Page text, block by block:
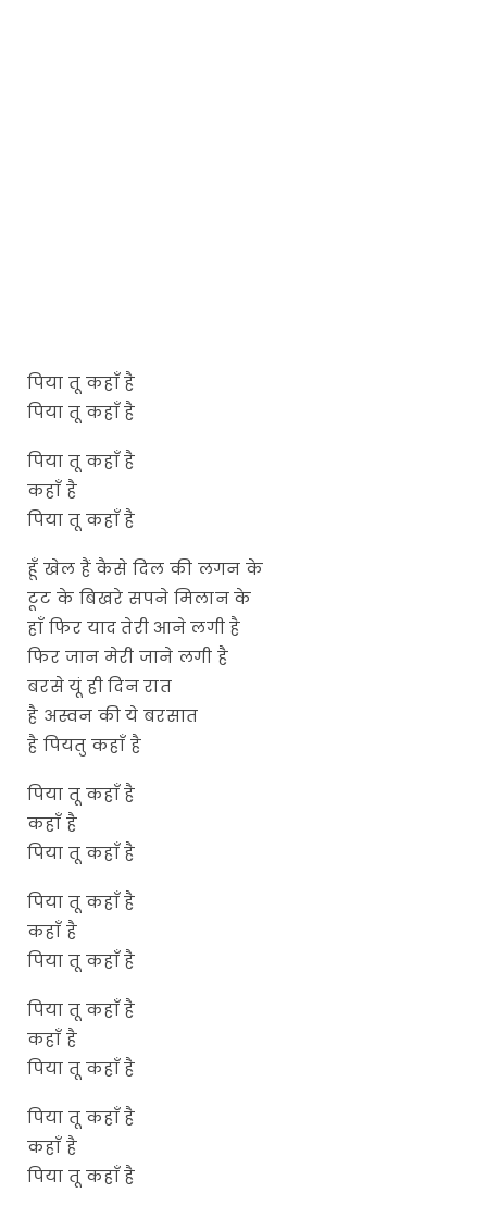
पिया तू कहाँ है
पिया तू कहाँ है
पिया तू कहाँ है
कहाँ है
पिया तू कहाँ है
हूँ खेल हैं कैसे दिल की लगन के
टूट के बिखरे सपने मिलान के
हाँ फिर याद तेरी आने लगी है
फिर जान मेरी जाने लगी है
बरसे यूं ही दिन रात
है अस्वन की ये बरसात
है पियतु कहाँ है
पिया तू कहाँ है
कहाँ है
पिया तू कहाँ है
पिया तू कहाँ है
कहाँ है
पिया तू कहाँ है
पिया तू कहाँ है
कहाँ है
पिया तू कहाँ है
पिया तू कहाँ है
कहाँ है
पिया तू कहाँ है